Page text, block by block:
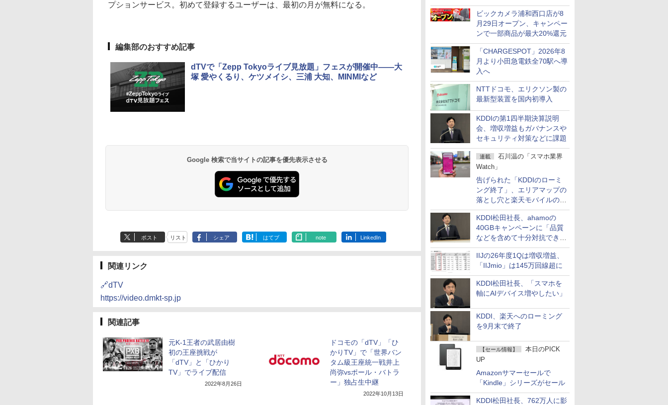
ビックカメラ浦和西口店が8
月29日オープン、キャンペー
ンで一部商品が最大20%還元
「CHARGESPOT」2026年8
月より小田急電鉄全70駅へ導
入へ
NTTドコモ、エリクソン製の
最新型装置を国内初導入
KDDIの第1四半期決算説明
会、増収増益もガバナンスや
セキュリティ対策などに課題
連載
石川温の「スマホ業界
Watch」
告げられた「KDDIのローミ
ング終了」、エリアマップの
落とし穴と楽天モバイルの課
題
KDDI松田社長、ahamoの
40GBキャンペーンに「品質
などを含めて十分対抗でき
る」
IIJの26年度1Qは増収増益、
「IIJmio」は145万回線超に
KDDI松田社長、「スマホを
軸にAIデバイス増やしたい」
KDDI、楽天へのローミング
を9月末で終了
【セール情報】
本日のPICK
UP
Amazonサマーセールで
「Kindle」シリーズがセール
KDDI松田社長、762万人に影
プションサービス。初めて登録するユーザーは、最初の月が無料になる。
編集部のおすすめ記事
dTVで「Zepp Tokyoライブ見放題」フェスが開催中――大
塚 愛やくるり、ケツメイシ、三浦 大知、MINMIなど
Google 検索で当サイトの記事を優先表示させる
ポスト リスト シェア はてブ note LinkedIn
関連リンク
🔗dTV
https://video.dmkt-sp.jp
関連記事
元K-1王者の武居由樹
初の王座挑戦が
「dTV」と「ひかり
TV」でライブ配信
2022年8月26日
ドコモの「dTV」「ひ
かりTV」で「世界バン
タム級王座統一戦井上
尚弥vsポール・バトラ
ー」独占生中継
2022年10月13日